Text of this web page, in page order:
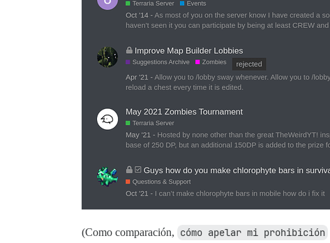
(Como comparación, cómo apelar mi prohibición